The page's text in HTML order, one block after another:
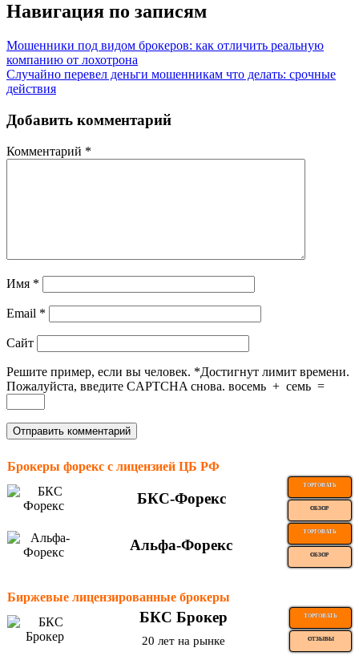
Навигация по записям
Мошенники под видом брокеров: как отличить реальную
компанию от лохотрона
Случайно перевел деньги мошенникам что делать: срочные
действия
Добавить комментарий
Комментарий *
Имя *
Email *
Сайт
Решите пример, если вы человек. *Достигнут лимит времени.
Пожалуйста, введите CAPTCHA снова. восемь + семь =
Брокеры форекс с лицензией ЦБ РФ
БКС-Форекс
ТОРГОВАТЬ
ОБЗОР
Альфа-Форекс
ТОРГОВАТЬ
ОБЗОР
Биржевые лицензированные брокеры
БКС Брокер ТОРГОВАТЬ
20 лет на рынке ОТЗЫВЫ